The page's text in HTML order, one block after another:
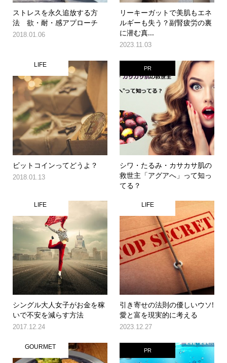
ストレスを永久追放する方
法 欲・耐・感アプローチ
2018.01.06
リーキーガットで美肌もエネ
ルギーも失う？副腎疲労の裏
に潜む真...
2023.11.03
LIFE
ビットコインってどうよ？
2018.01.13
PR
シワ・たるみ・カサカサ肌の
救世主「アグアへ」って知っ
てる？
LIFE
シングル大人女子がお金を稼
いで不安を減らす方法
2017.12.24
LIFE
引き寄せの法則の優しいウソ!
愛と富を現実的に考える
2023.12.27
GOURMET PR